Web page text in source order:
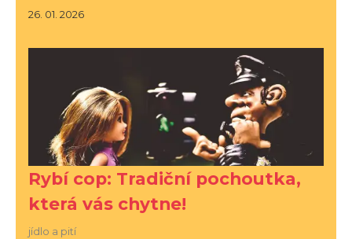
26. 01. 2026
Rybí cop: Tradiční pochoutka,
která vás chytne!
jídlo a pití